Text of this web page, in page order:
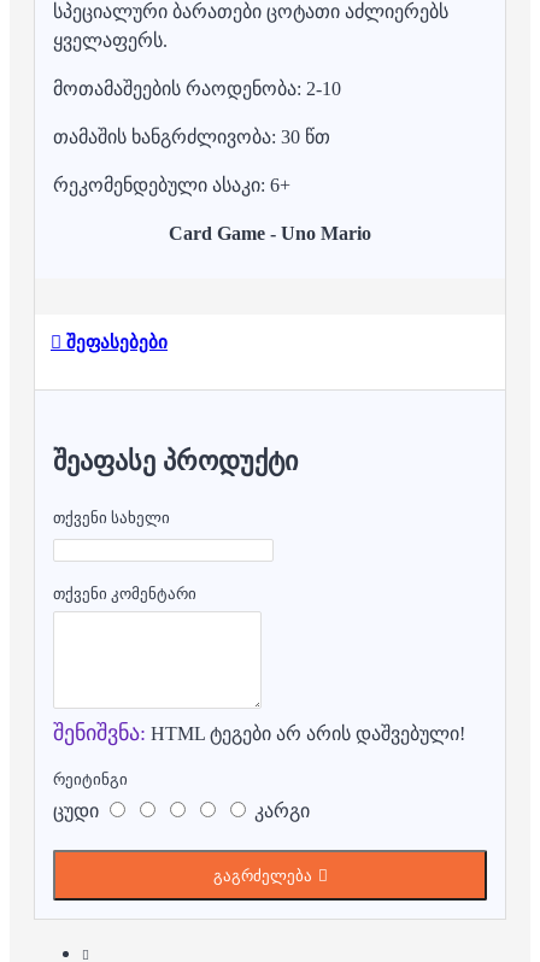
სპეციალური ბარათები ცოტათი აძლიერებს
ყველაფერს.
მოთამაშეების რაოდენობა: 2-10
თამაშის ხანგრძლივობა: 30 წთ
რეკომენდებული ასაკი: 6+
Card Game - Uno Mario
შეფასებები
ᲨᲔᲐᲤᲐᲡᲔ ᲞᲠᲝᲓᲣᲥᲢᲘ
თქვენი სახელი
თქვენი კომენტარი
შენიშვნა: HTML ტეგები არ არის დაშვებული!
რეიტინგი
ცუდი კარგი
გაგრძელება